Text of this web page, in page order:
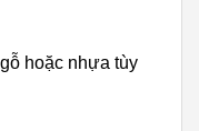
hoặc nhựa tùy